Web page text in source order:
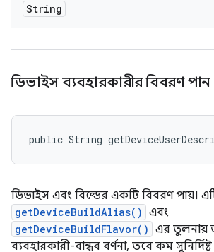
String
ডিভাইস ব্যবহারকারীর বিবরণ পান
public String
ডিভাইস এবং বিল্ডের একটি বিবরণ পায়।
getDeviceBuildAlias() এবং
getDeviceBuildFlavor() এর তুলনায়
ব্যবহারকারী-বান্ধব বর্ণনা, তবে কম